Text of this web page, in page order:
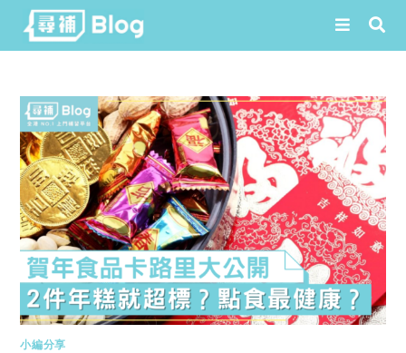
content
小編分享